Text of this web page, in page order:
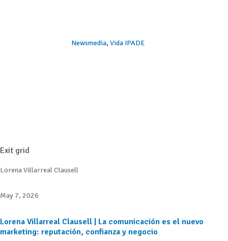
Newsmedia, Vida IPADE
Exit grid
Lorena Villarreal Clausell
May 7, 2026
Lorena Villarreal Clausell | La comunicación es el nuevo
marketing: reputación, confianza y negocio